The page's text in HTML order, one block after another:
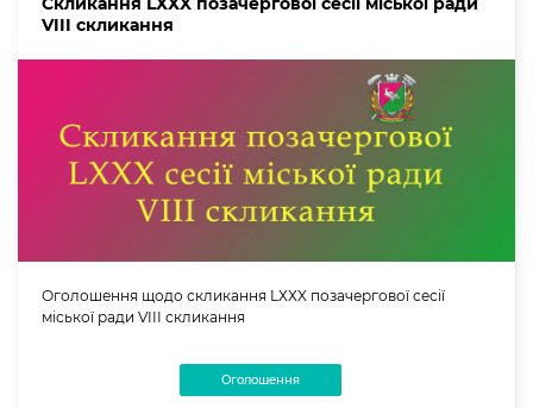
VIII скликання
Оголошення щодо скликання LХХX позачергової сесії
міської ради VIII скликання
Оголошення